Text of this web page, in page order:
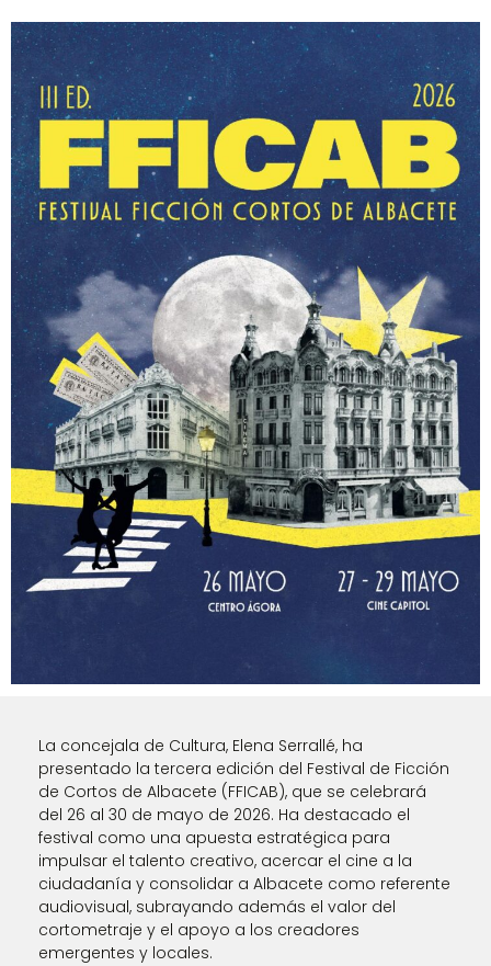
La concejala de Cultura, Elena Serrallé, ha
presentado la tercera edición del Festival de Ficción
de Cortos de Albacete (FFICAB), que se celebrará
del 26 al 30 de mayo de 2026. Ha destacado el
festival como una apuesta estratégica para
impulsar el talento creativo, acercar el cine a la
ciudadanía y consolidar a Albacete como referente
audiovisual, subrayando además el valor del
cortometraje y el apoyo a los creadores
emergentes y locales.